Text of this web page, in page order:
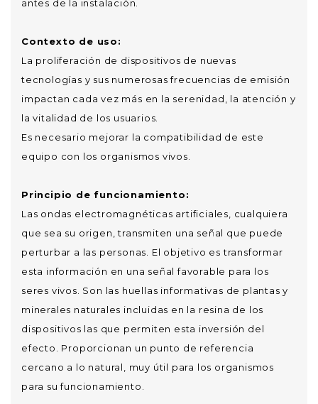
antes de la instalación.
Contexto de uso:
La proliferación de dispositivos de nuevas
tecnologías y sus numerosas frecuencias de emisión
impactan cada vez más en la serenidad, la atención y
la vitalidad de los usuarios.
Es necesario mejorar la compatibilidad de este
equipo con los organismos vivos.
Principio de funcionamiento:
Las ondas electromagnéticas artificiales, cualquiera
que sea su origen, transmiten una señal que puede
perturbar a las personas. El objetivo es transformar
esta información en una señal favorable para los
seres vivos. Son las huellas informativas de plantas y
minerales naturales incluidas en la resina de los
dispositivos las que permiten esta inversión del
efecto. Proporcionan un punto de referencia
cercano a lo natural, muy útil para los organismos
para su funcionamiento.